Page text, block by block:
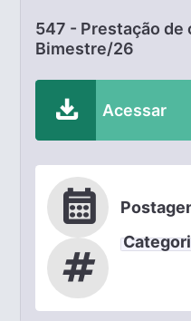
547 - Prestação de
Bimestre/26
download Acessar
calendar_month
tag